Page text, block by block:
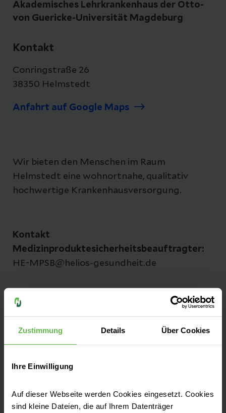
Zustimmung Details Über Cookies
Ihre Einwilligung
Auf dieser Webseite werden Cookies eingesetzt. Cookies
sind kleine Dateien, die auf Ihrem Datenträger
Akademisches Lehrkrankenhaus der Otto-
von Guericke-Universität Magdeburg
Kontakt
Conringstraße 26
38350 Helmstedt
Anfahrt auf Google Maps
Wir bieten den Menschen im Raum
Helmstedt eine wohnortnahe, qualitativ
hochwertige Krankenhausversorgung.
Kontakt
Medizinproduktesicherheitsbeauftragter:
HE-MPSB@helios-gesundheit.de
Leistungen finden
Ihre Ansprechpartner
Bei uns arbeiten